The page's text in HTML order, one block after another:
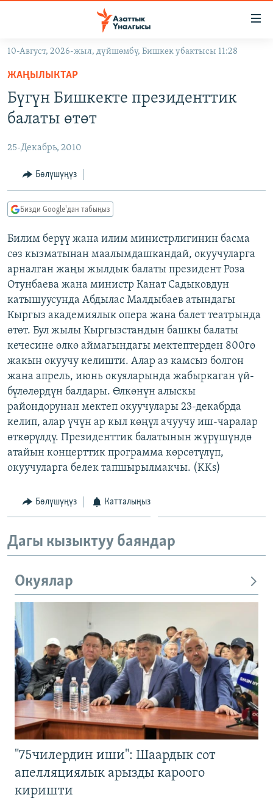
Навигацияга
өтүңүз
Издөөгө
салыңызКЫРГЫЗСТАН
ЭКОНОМИКА
МАДАНИЯТ
ДҮЙНӨ
БОРБОР АЗИЯ
АТАЙЫН ИЛИКТӨӨ
ТВ ПРОГРАММАЛАР
ЭКСПЕРТТЕР ТАЛДАЙТ
БИЗ ЖАНА ДҮЙНӨ
ЭЖЕ-СИҢДИЛЕР
АЗАТТЫК+
ЫҢГАЙСЫЗ СУРООЛОР
ӨЗГӨЧӨ ПИКИР
Русский
ОНЛАЙН ШЕРИНЕ
ЭЕ/АРнун бардык сайттары
10-Август, 2026-жыл, дүйшөмбү, Бишкек убактысы 11:28
ЖАҢЫЛЫКТАР
Бүгүн Бишкекте президенттик
балаты өтөт
25-Декабрь, 2010
Бөлүшүңүз
Бизди Google'дан табыңыз
Билим берүү жана илим министрлигинин басма
сөз кызматынан маалымдашкандай, окуучуларга
арналган жаңы жылдык балаты президент Роза
Отунбаева жана министр Канат Садыковдун
катышуусунда Абдылас Малдыбаев атындагы
Кыргыз академиялык опера жана балет театрында
өтөт. Бул жылы Кыргызстандын башкы балаты
кечесине өлкө аймагындагы мектептерден 800гө
жакын окуучу келишти. Алар аз камсыз болгон
жана апрель, июнь окуяларында жабыркаган үй-
бүлөлөрдүн балдары. Өлкөнүн алыскы
райондорунан мектеп окуучулары 23-декабрда
келип, алар үчүн ар кыл көңүл ачуучу иш-чаралар
өткөрүлдү. Президенттик балатынын жүрүшүндө
атайын концерттик программа көрсөтүлүп,
окуучуларга белек тапшырылмакчы. (KKs)
Бөлүшүңүз Катталыңыз
Дагы кызыктуу баяндар
Окуялар
"75чилердин иши": Шаардык сот
апелляциялык арызды кароого
киришти